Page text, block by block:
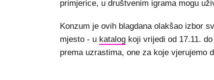
primjerice, u društvenim igrama mogu
Konzum je ovih blagdana olakšao izbor
mjesto - u katalog koji vrijedi od 17.11.
prema uzrastima, one za koje vjerujemo